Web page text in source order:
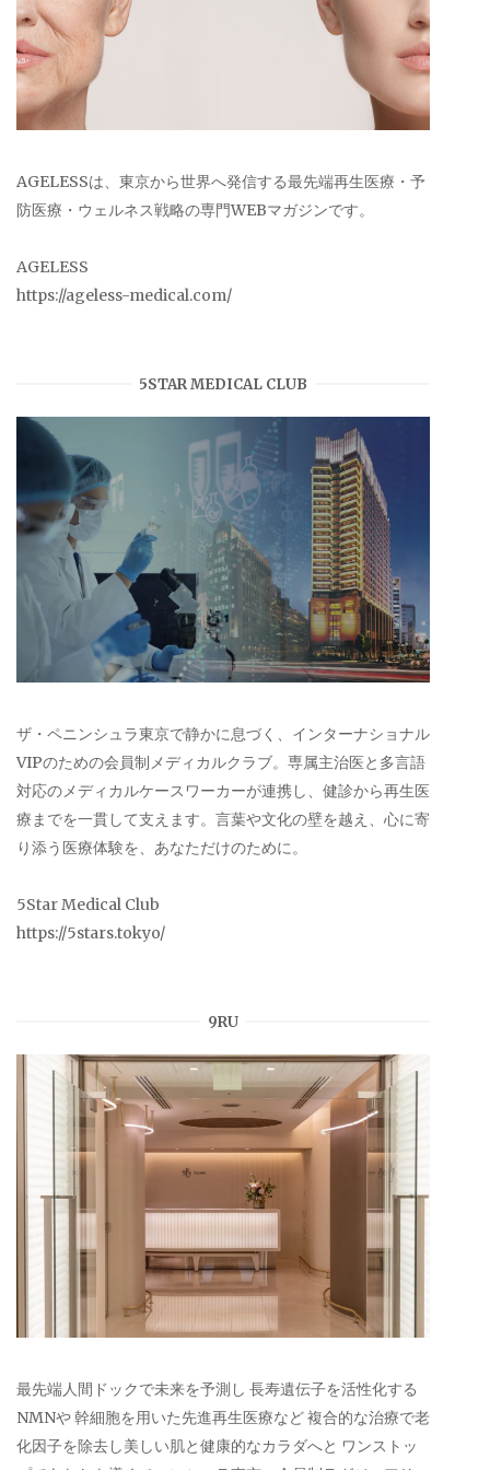
AGELESSは、東京から世界へ発信する最先端再生医療・予
防医療・ウェルネス戦略の専門WEBマガジンです。
AGELESS
https://ageless-medical.com/
5STAR MEDICAL CLUB
ザ・ペニンシュラ東京で静かに息づく、インターナショナル
VIPのための会員制メディカルクラブ。専属主治医と多言語
対応のメディカルケースワーカーが連携し、健診から再生医
療までを一貫して支えます。言葉や文化の壁を越え、心に寄
り添う医療体験を、あなただけのために。
5Star Medical Club
https://5stars.tokyo/
9RU
最先端人間ドックで未来を予測し 長寿遺伝子を活性化する
NMNや 幹細胞を用いた先進再生医療など 複合的な治療で老
化因子を除去し美しい肌と健康的なカラダへと ワンストッ